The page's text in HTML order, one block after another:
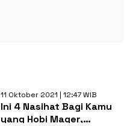
11 Oktober 2021 | 12:47 WIB
Ini 4 Nasihat Bagi Kamu
yang Hobi Mager,